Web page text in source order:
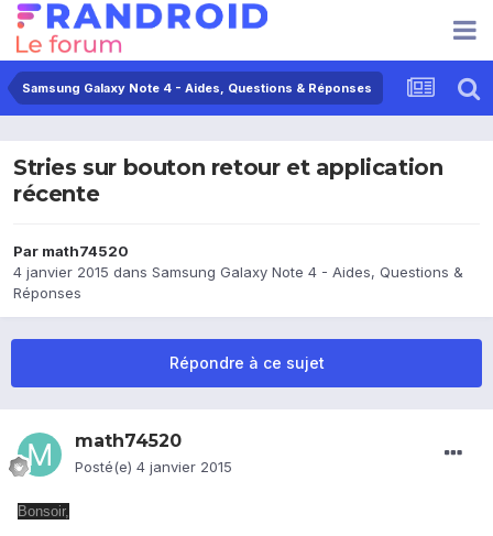
Samsung Galaxy Note 4 - Aides, Questions & Réponses
Stries sur bouton retour et application
récente
Par math74520
4 janvier 2015 dans Samsung Galaxy Note 4 - Aides, Questions &
Réponses
Répondre à ce sujet
math74520
Posté(e) 4 janvier 2015
Bonsoir,